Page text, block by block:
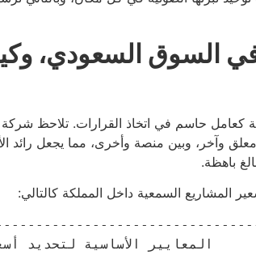
في السوق
كعامل حاسم في اتخاذ القرارات. تلاحظ شركة
وآخر، وبين منصة وأخرى، مما يجعل رائد
باهظة.
المشاريع السمعية داخل المملكة كالتالي: